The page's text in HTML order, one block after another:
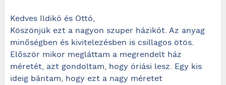
Kedves Ildikó és Ottó,
Köszönjük ezt a nagyon szuper házikót. Az anyag
minőségben és kivitelezésben is csillagos ötös.
Először mikor megláttam a megrendelt ház
méretét, azt gondoltam, hogy óriási lesz. Egy kis
ideig bántam, hogy ezt a nagy méretet